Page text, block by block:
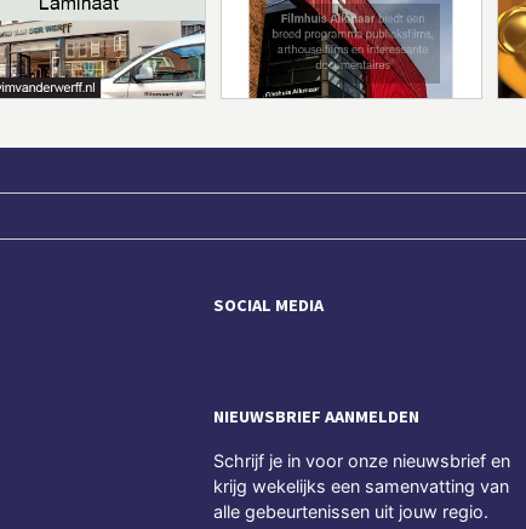
SOCIAL MEDIA
NIEUWSBRIEF AANMELDEN
Schrijf je in voor onze nieuwsbrief en
krijg wekelijks een samenvatting van
alle gebeurtenissen uit jouw regio.